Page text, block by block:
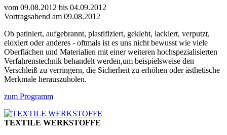
vom 09.08.2012 bis 04.09.2012
Vortragsabend am 09.08.2012
Ob patiniert, aufgebrannt, plastifiziert, geklebt, lackiert, verputzt,
eloxiert oder anderes - oftmals ist es uns nicht bewusst wie viele
Oberflächen und Materialien mit einer weiteren hochspezialisierten
Verfahrenstechnik behandelt werden,um beispielsweise den
Verschleiß zu verringern, die Sicherheit zu erhöhen oder ästhetische
Merkmale herauszuholen.
zum Programm
TEXTILE WERKSTOFFE